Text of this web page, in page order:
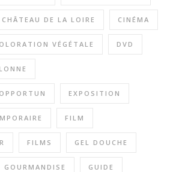
CHÂTEAU DE LA LOIRE CINÉMA
VÉGÉTALE DVD
EXPOSITION
FILM
FILMS GEL DOUCHE
GOURMANDISE GUIDE